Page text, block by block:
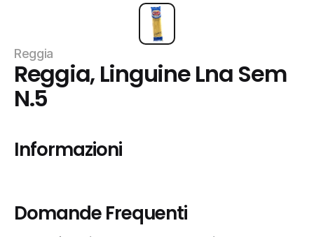
Reggia
Reggia, Linguine Lna Sem
N.5
Informazioni
Domande Frequenti